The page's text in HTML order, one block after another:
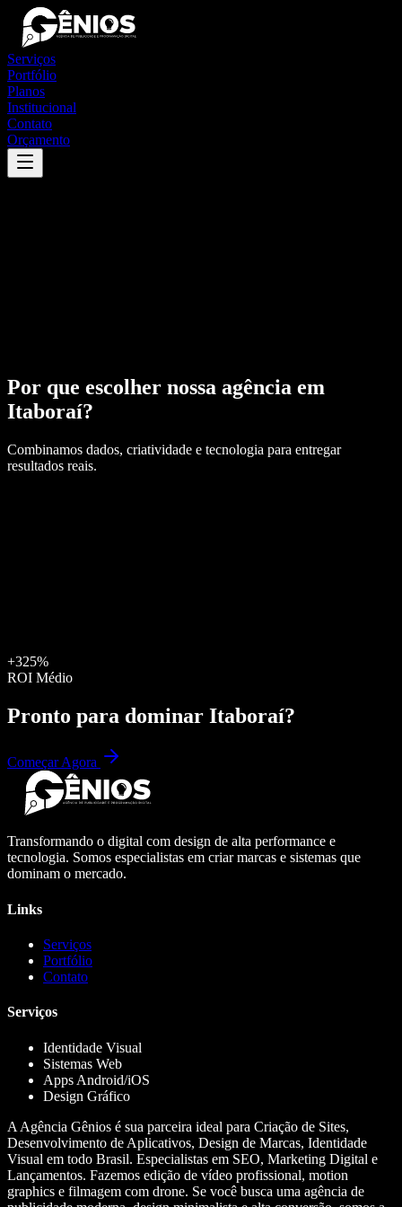
Serviços
Portfólio
Planos
Institucional
Contato
Orçamento
Por que escolher nossa agência em
Itaboraí?
Combinamos dados, criatividade e tecnologia para entregar
resultados reais.
+325%
ROI Médio
Pronto para dominar Itaboraí?
Começar Agora
Transformando o digital com design de alta performance e
tecnologia. Somos especialistas em criar marcas e sistemas que
dominam o mercado.
Links
Serviços
Portfólio
Contato
Serviços
Identidade Visual
Sistemas Web
Apps Android/iOS
Design Gráfico
A Agência Gênios é sua parceira ideal para Criação de Sites,
Desenvolvimento de Aplicativos, Design de Marcas, Identidade
Visual em todo Brasil. Especialistas em SEO, Marketing Digital e
Lançamentos. Fazemos edição de vídeo profissional, motion
graphics e filmagem com drone. Se você busca uma agência de